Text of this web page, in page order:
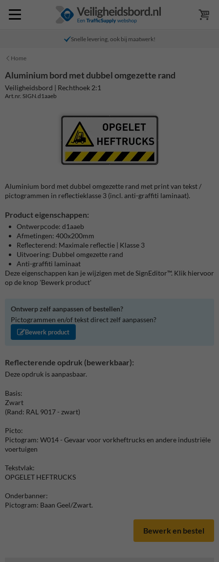
Snelle levering, ook bij maatwerk!
Home
Aluminium bord met dubbel omgezette rand
Veiligheidsbord | Rechthoek 2:1
Art.nr. SIGN.d1aaeb
Aluminium bord met dubbel omgezette rand met print van tekst /
pictogrammen in reflectieklasse 3 (incl. anti-graffiti laminaat).
Product eigenschappen:
Ontwerpcode: d1aaeb
Afmetingen: 400x200mm
Reflecterend: Maximale reflectie | Klasse 3
Uitvoering: Dubbel omgezette rand
Anti-graffiti laminaat
Deze eigenschappen kan je wijzigen met de SignEditor™. Klik hiervoor
op de knop 'Bewerk product'
Ontwerp zelf aanpassen of bestellen?
Pictogrammen en/of tekst direct zelf aanpassen?
Bewerk product
Reflecterende opdruk (bewerkbaar):
Deze opdruk is aanpasbaar.
Basis:
Zwart
(Rand: RAL 9017 - zwart)
Picto:
Pictogram: W014 - Gevaar voor vorkheftrucks en andere industriële
voertuigen
Tekstvlak:
OPGELET HEFTRUCKS
Onderbanner:
Pictogram: Baan Geel/Zwart.
Bewerk en bestel